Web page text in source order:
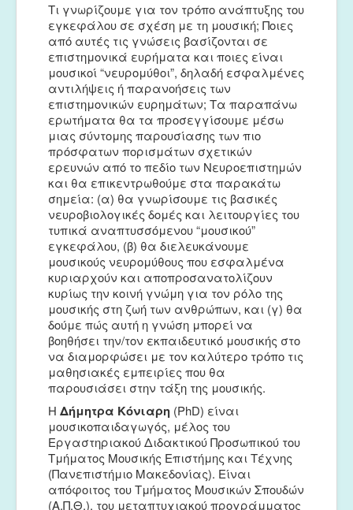
Τι γνωρίζουμε για τον τρόπο ανάπτυξης του
εγκεφάλου σε σχέση με τη μουσική; Ποιες
από αυτές τις γνώσεις βασίζονται σε
επιστημονικά ευρήματα και ποιες είναι
μουσικοί “νευρομύθοι”, δηλαδή εσφαλμένες
αντιλήψεις ή παρανοήσεις των
επιστημονικών ευρημάτων; Τα παραπάνω
ερωτήματα θα τα προσεγγίσουμε μέσω
μιας σύντομης παρουσίασης των πιο
πρόσφατων πορισμάτων σχετικών
ερευνών από το πεδίο των Νευροεπιστημών
και θα επικεντρωθούμε στα παρακάτω
σημεία: (α) θα γνωρίσουμε τις βασικές
νευροβιολογικές δομές και λειτουργίες του
τυπικά αναπτυσσόμενου “μουσικού”
εγκεφάλου, (β) θα διελευκάνουμε
μουσικούς νευρομύθους που εσφαλμένα
κυριαρχούν και αποπροσανατολίζουν
κυρίως την κοινή γνώμη για τον ρόλο της
μουσικής στη ζωή των ανθρώπων, και (γ) θα
δούμε πώς αυτή η γνώση μπορεί να
βοηθήσει την/τον εκπαιδευτικό μουσικής στο
να διαμορφώσει με τον καλύτερο τρόπο τις
μαθησιακές εμπειρίες που θα
παρουσιάσει στην τάξη της μουσικής.
Η Δήμητρα Κόνιαρη (PhD) είναι
μουσικοπαιδαγωγός, μέλος του
Εργαστηριακού Διδακτικού Προσωπικού του
Τμήματος Μουσικής Επιστήμης και Τέχνης
(Πανεπιστήμιο Μακεδονίας). Είναι
απόφοιτος του Τμήματος Μουσικών Σπουδών
(Α.Π.Θ.), του μεταπτυχιακού προγράμματος